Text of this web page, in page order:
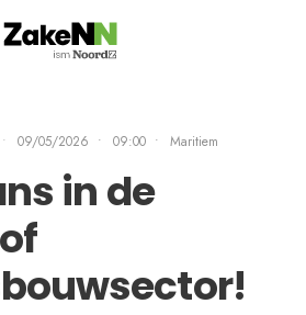
• 09/05/2026 • 09:00 • Maritiem
in de